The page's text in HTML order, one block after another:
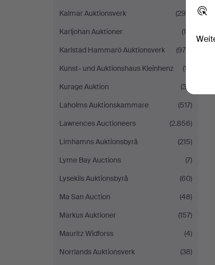
Kalmar Auktionsverk
(295)
Karljohan Auktioner
(10)
Karlstad Hammarö Auktionsverk
(978)
Kunst- und Auktionshaus Kleinhenz
(17)
Kurage Auktion
(33)
Laholms Auktionskammare
(517)
Lawrences Auctioneers
(2.856)
Limhamns Auktionsbyrå
(215)
Lyme Bay Auctions
(7)
Lysekils Auktionsbyrå
(60)
Ma San Auction
(48)
Markus Auktioner
(157)
Mauritz Widforss
(4)
Norrlands Auktionsverk
(38)